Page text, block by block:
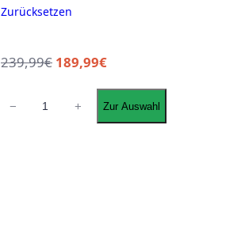
Zurücksetzen
239,99€ 189,99€
− + Zur Auswahl